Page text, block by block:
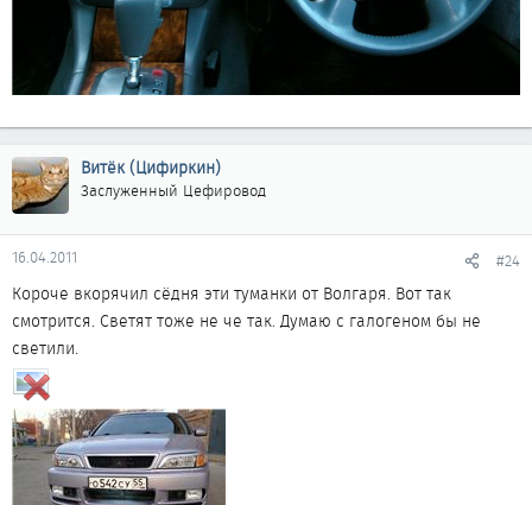
Витёк (Цифиркин)
Заслуженный Цефировод
16.04.2011 #24
Короче вкорячил сёдня эти туманки от Волгаря. Вот так
смотрится. Светят тоже не че так. Думаю с галогеном бы не
светили.